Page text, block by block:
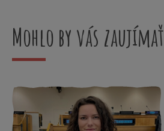
Mohlo by vás zaujímať